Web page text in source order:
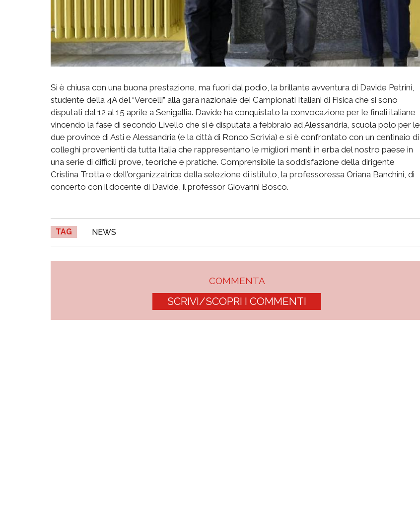
Si è chiusa con una buona prestazione, ma fuori dal podio, la brillante avventura di Davide Petrini,
studente della 4A del “Vercelli” alla gara nazionale dei Campionati Italiani di Fisica che si sono
disputati dal 12 al 15 aprile a Senigallia. Davide ha conquistato la convocazione per le finali italiane
vincendo la fase di secondo Livello che si è disputata a febbraio ad Alessandria, scuola polo per le
due province di Asti e Alessandria (e la città di Ronco Scrivia) e si è confrontato con un centinaio di
colleghi provenienti da tutta Italia che rappresentano le migliori menti in erba del nostro paese in
una serie di difficili prove, teoriche e pratiche. Comprensibile la soddisfazione della dirigente
Cristina Trotta e dell’organizzatrice della selezione di istituto, la professoressa Oriana Banchini, di
concerto con il docente di Davide, il professor Giovanni Bosco.
TAG NEWS
COMMENTA
SCRIVI/SCOPRI I COMMENTI